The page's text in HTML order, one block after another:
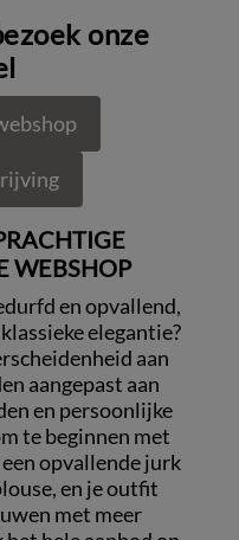
onze
WEBSHOP
en opvallend,
elegantie?
aan
aangepast aan
en persoonlijke
te beginnen met
opvallende jurk
en je outfit
met meer